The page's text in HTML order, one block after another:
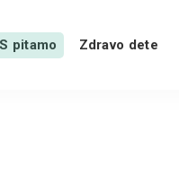
pitamo Zdravo dete